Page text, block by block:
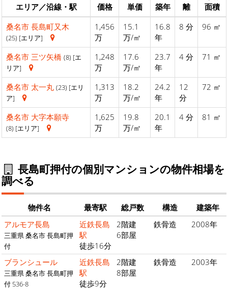
エリア／沿線・駅 価格 単価 築年
離
面積
桑名市 長島町又木
(25) [エリア]
1,456
万
15.1
万/㎡
16.8
年
8 分 96 ㎡
桑名市 三ツ矢橋 (8) [エ
リア]
1,248
万
17.6
万/㎡
23.7
年
4 分 71 ㎡
桑名市 太一丸 (23) [エリ
ア]
1,313
万
18.2
万/㎡
24.2
年
12
分
72 ㎡
桑名市 大字本願寺
(8) [エリア]
1,625
万
19.8
万/㎡
20.1
年
4 分 81 ㎡
長島町押付の個別マンションの物件相場を
調べる
物件名 最寄駅 総戸数 構造
建築年
アルモア長島
三重県 桑名市 長島町押
付
近鉄長島
駅
徒歩16分
2階建
6部屋
鉄骨造 2008年
ブランシュール
三重県 桑名市 長島町押
付 536-8
近鉄長島
駅
徒歩9分
2階建
8部屋
鉄骨造 2003年